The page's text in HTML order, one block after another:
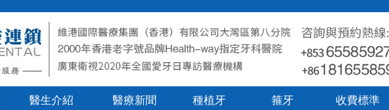
醫生介紹 醫療新聞 種植牙 箍牙 收費標準